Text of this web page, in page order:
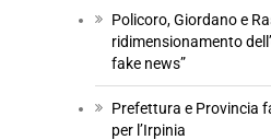
Policoro, Giordano e
ridimensionamento
fake news”
Prefettura e Provincia
per l’Irpinia